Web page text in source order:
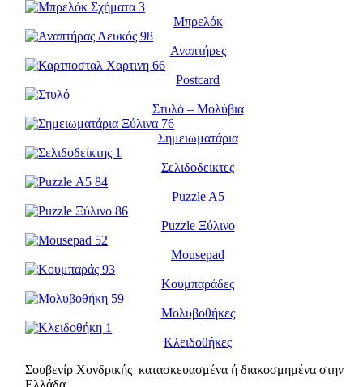
Μπρελόκ
Αναπτήρες
Postcard
Στυλό – Μολύβια
Σημειωματάρια
Σελιδοδείκτες
Puzzle A5
Puzzle Ξύλινο
Mousepad
Κουμπαράδες
Μολυβοθήκες
Κλειδοθήκες
Σουβενίρ Χονδρικής κατασκευασμένα ή διακοσμημένα στην
Ελλάδα